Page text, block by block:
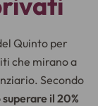
Quinto per
che mirano a
Secondo
il 20%